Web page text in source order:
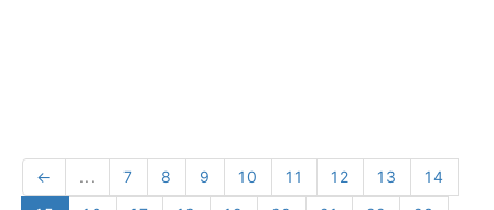
← ... 7 8 9 10 11 12 13
14